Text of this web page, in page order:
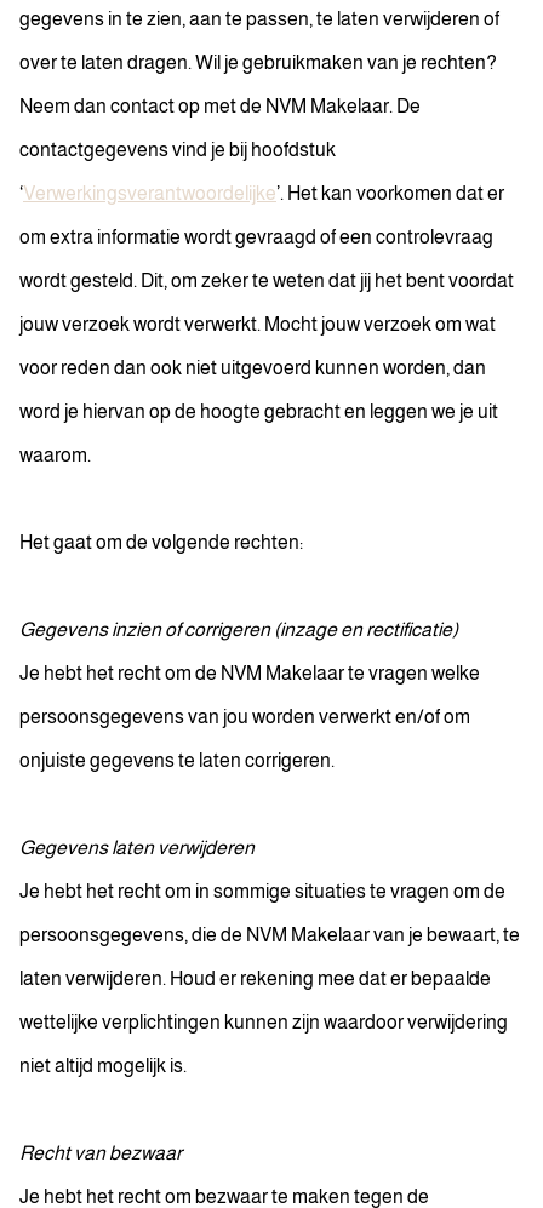
gegevens in te zien, aan te passen, te laten verwijderen of
over te laten dragen. Wil je gebruikmaken van je rechten?
Neem dan contact op met de NVM Makelaar. De
contactgegevens vind je bij hoofdstuk
‘Verwerkingsverantwoordelijke’. Het kan voorkomen dat er
om extra informatie wordt gevraagd of een controlevraag
wordt gesteld. Dit, om zeker te weten dat jij het bent voordat
jouw verzoek wordt verwerkt. Mocht jouw verzoek om wat
voor reden dan ook niet uitgevoerd kunnen worden, dan
word je hiervan op de hoogte gebracht en leggen we je uit
waarom.
Het gaat om de volgende rechten:
Gegevens inzien of corrigeren (inzage en rectificatie)
Je hebt het recht om de NVM Makelaar te vragen welke
persoonsgegevens van jou worden verwerkt en/of om
onjuiste gegevens te laten corrigeren.
Gegevens laten verwijderen
Je hebt het recht om in sommige situaties te vragen om de
persoonsgegevens, die de NVM Makelaar van je bewaart, te
laten verwijderen. Houd er rekening mee dat er bepaalde
wettelijke verplichtingen kunnen zijn waardoor verwijdering
niet altijd mogelijk is.
Recht van bezwaar
Je hebt het recht om bezwaar te maken tegen de